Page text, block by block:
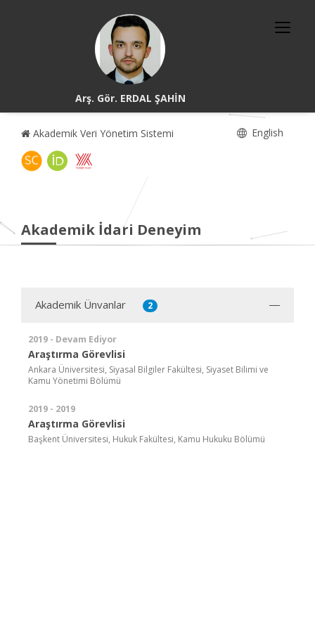
Arş. Gör. ERDAL ŞAHİN
Akademik Veri Yönetim Sistemi English
Akademik İdari Deneyim
Akademik Ünvanlar 2
2019 - Devam Ediyor
Araştırma Görevlisi
Ankara Üniversitesi, Siyasal Bilgiler Fakültesi, Siyaset Bilimi ve
Kamu Yönetimi Bölümü
2019 - 2019
Araştırma Görevlisi
Başkent Üniversitesi, Hukuk Fakültesi, Kamu Hukuku Bölümü